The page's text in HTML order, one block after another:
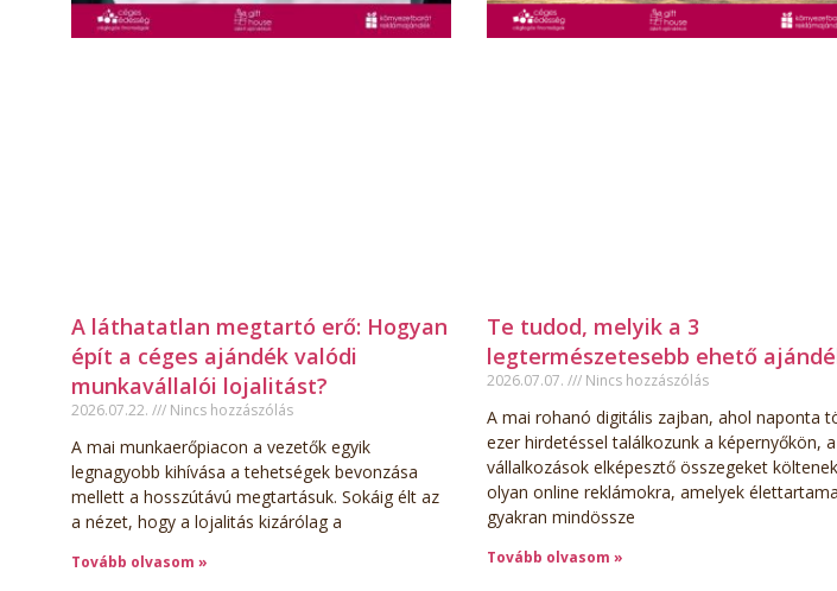
A láthatatlan megtartó erő: Hogyan
épít a céges ajándék valódi
munkavállalói lojalitást?
2026.07.22. Nincs hozzászólás
A mai munkaerőpiacon a vezetők egyik
legnagyobb kihívása a tehetségek bevonzása
mellett a hosszútávú megtartásuk. Sokáig élt az
a nézet, hogy a lojalitás kizárólag a
Tovább olvasom »
Te tudod, melyik a 3
legtermészetesebb ehető
2026.07.07. Nincs hozzászólás
A mai rohanó digitális zajban, ahol naponta
ezer hirdetéssel találkozunk a képernyőkön, a
vállalkozások elképesztő összegeket költenek
olyan online reklámokra, amelyek élettartama
gyakran mindössze
Tovább olvasom »